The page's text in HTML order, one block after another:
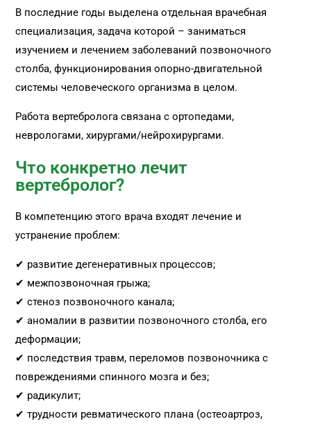
В последние годы выделена отдельная врачебная
специализация, задача которой – заниматься
изучением и лечением заболеваний позвоночного
столба, функционирования опорно-двигательной
системы человеческого организма в целом.
Работа вертебролога связана с ортопедами,
неврологами, хирургами/нейрохирургами.
Что конкретно лечит
вертебролог?
В компетенцию этого врача входят лечение и
устранение проблем:
✔ развитие дегенеративных процессов;
✔ межпозвоночная грыжа;
✔ стеноз позвоночного канала;
✔ аномалии в развитии позвоночного столба, его
деформации;
✔ последствия травм, переломов позвоночника с
повреждениями спинного мозга и без;
✔ радикулит;
✔ трудности ревматического плана (остеоартроз,